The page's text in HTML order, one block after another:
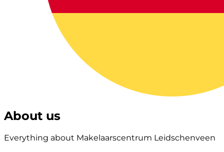
About us
Everything about Makelaarscentrum Leidschenveen